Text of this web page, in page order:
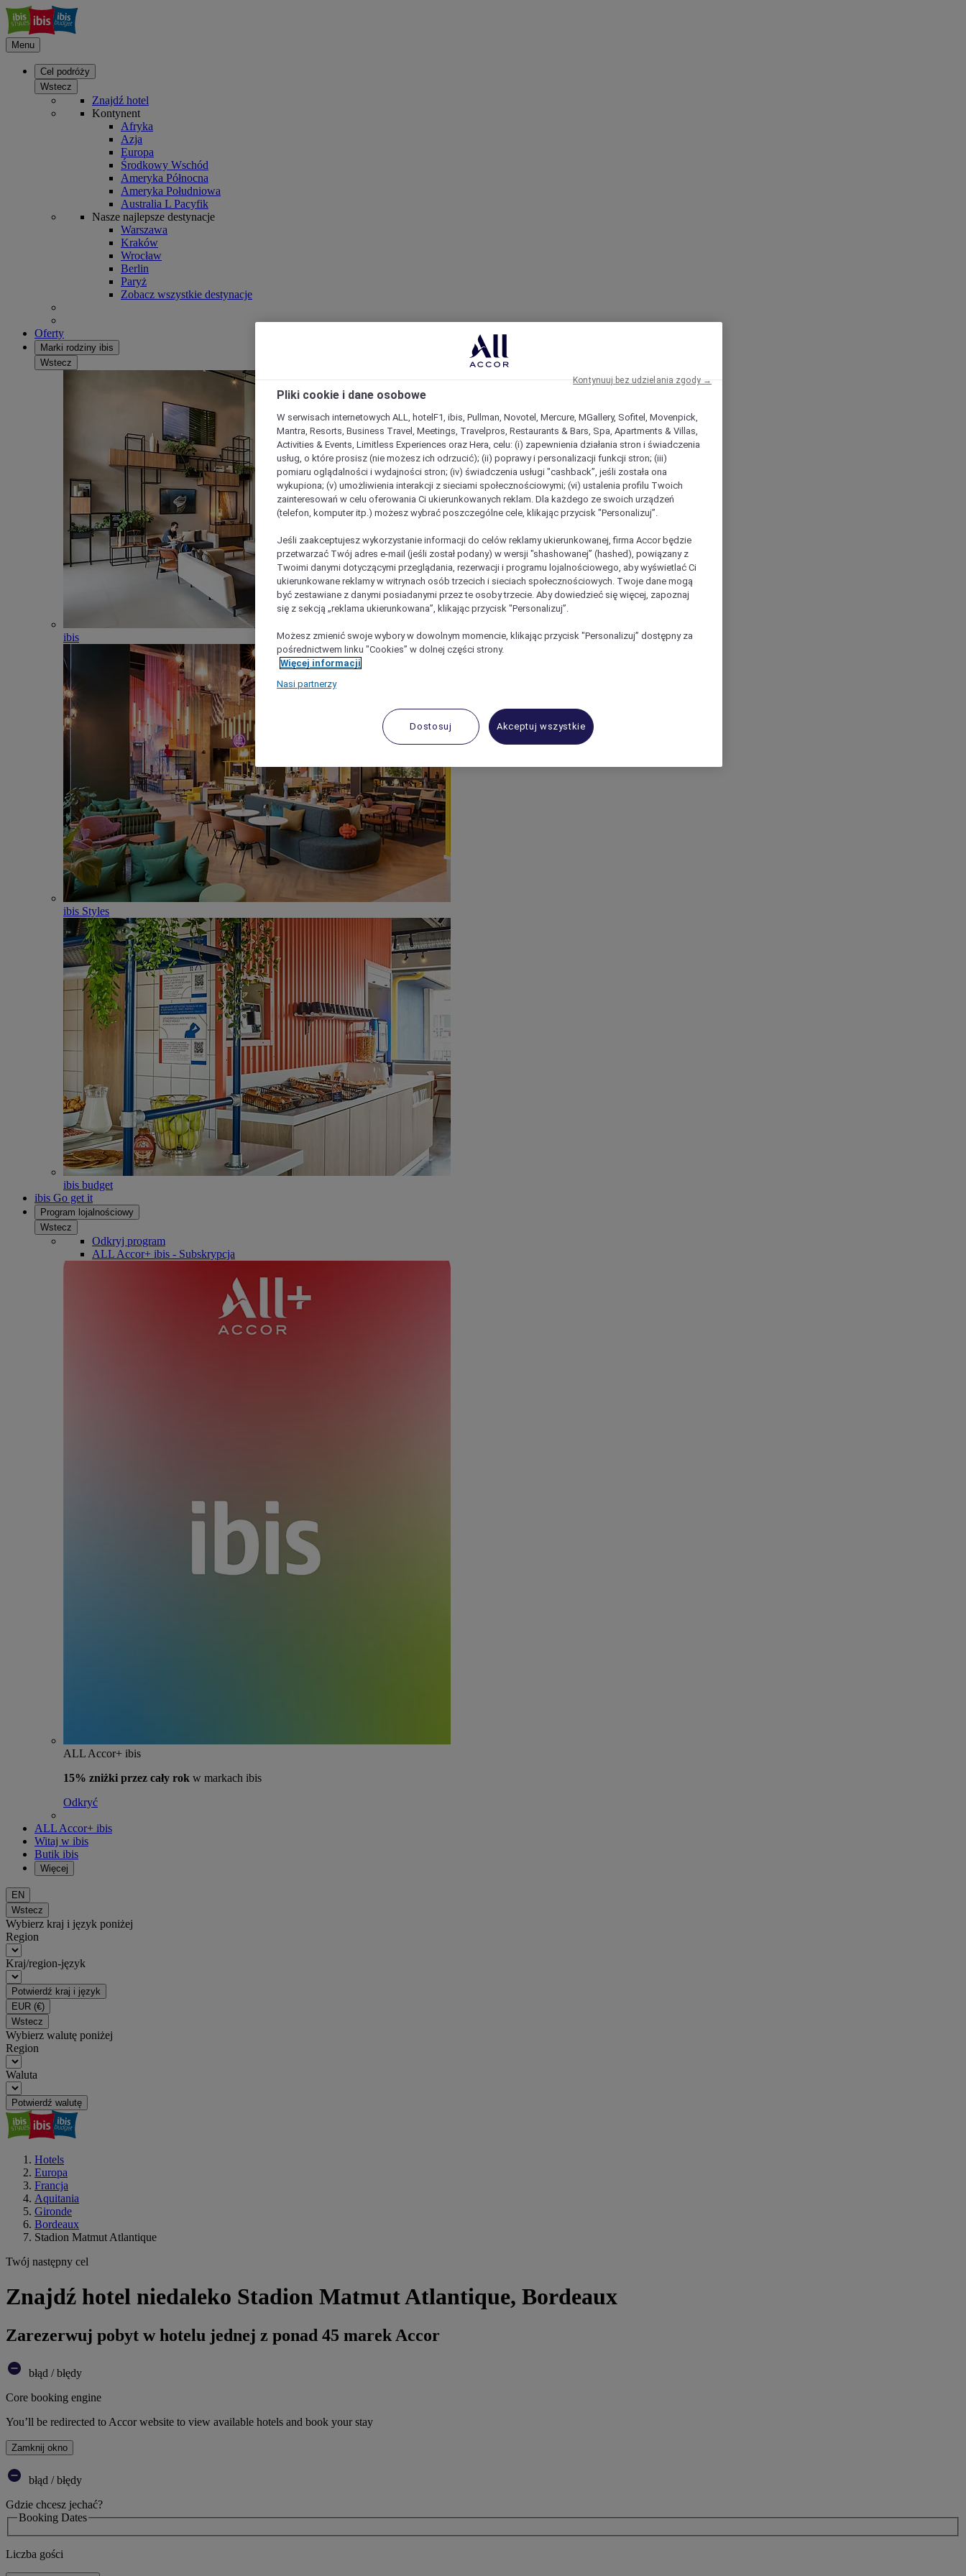
Menu
Cel podróży
Wstecz
Znajdź hotel
Kontynent
Afryka
Azja
Europa
Środkowy Wschód
Ameryka Północna
Ameryka Południowa
Australia L Pacyfik
Nasze najlepsze destynacje
Warszawa
Kraków
Wrocław
Berlin
Paryż
Zobacz wszystkie destynacje
Oferty
Marki rodziny ibis
Wstecz
ibis
ibis Styles
ibis budget
ibis Go get it
Program lojalnościowy
Wstecz
Odkryj program
ALL Accor+ ibis - Subskrypcja
ALL Accor+ ibis
15% zniżki przez cały rok w markach ibis
Odkryć
ALL Accor+ ibis
Witaj w ibis
Butik ibis
Więcej
EN
Wstecz
Wybierz kraj i język poniżej
Region
Kraj/region-język
Potwierdź kraj i język
EUR (€)
Wstecz
Wybierz walutę poniżej
Region
Waluta
Potwierdź walutę
Hotels
Europa
Francja
Aquitania
Gironde
Bordeaux
Stadion Matmut Atlantique
Twój następny cel
Znajdź hotel niedaleko Stadion Matmut Atlantique, Bordeaux
Zarezerwuj pobyt w hotelu jednej z ponad 45 marek Accor
błąd / błędy
Core booking engine
You’ll be redirected to Accor website to view available hotels and book your stay
Zamknij okno
błąd / błędy
Gdzie chcesz jechać?
Booking Dates
Liczba gości
Pliki cookie i dane osobowe
W serwisach internetowych ALL, hotelF1, ibis, Pullman, Novotel, Mercure, MGallery, Sofitel, Movenpick,
Mantra, Resorts, Business Travel, Meetings, Travelpros, Restaurants & Bars, Spa, Apartments & Villas,
Activities & Events, Limitless Experiences oraz Hera, celu: (i) zapewnienia działania stron i świadczenia
usług, o które prosisz (nie możesz ich odrzucić); (ii) poprawy i personalizacji funkcji stron; (iii)
pomiaru oglądalności i wydajności stron; (iv) świadczenia usługi "cashback”, jeśli została ona
wykupiona; (v) umożliwienia interakcji z sieciami społecznościowymi; (vi) ustalenia profilu Twoich
zainteresowań w celu oferowania Ci ukierunkowanych reklam. Dla każdego ze swoich urządzeń
(telefon, komputer itp.) możesz wybrać poszczególne cele, klikając przycisk "Personalizuj”.
Jeśli zaakceptujesz wykorzystanie informacji do celów reklamy ukierunkowanej, firma Accor będzie
przetwarzać Twój adres e-mail (jeśli został podany) w wersji "shashowanej” (hashed), powiązany z
Twoimi danymi dotyczącymi przeglądania, rezerwacji i programu lojalnościowego, aby wyświetlać Ci
ukierunkowane reklamy w witrynach osób trzecich i sieciach społecznościowych. Twoje dane mogą
być zestawiane z danymi posiadanymi przez te osoby trzecie. Aby dowiedzieć się więcej, zapoznaj
się z sekcją „reklama ukierunkowana”, klikając przycisk "Personalizuj”.
Możesz zmienić swoje wybory w dowolnym momencie, klikając przycisk "Personalizuj” dostępny za
pośrednictwem linku "Cookies” w dolnej części strony.
Więcej informacji
Nasi partnerzy
Dostosuj Akceptuj wszystkie
Kontynuuj bez udzielania zgody →